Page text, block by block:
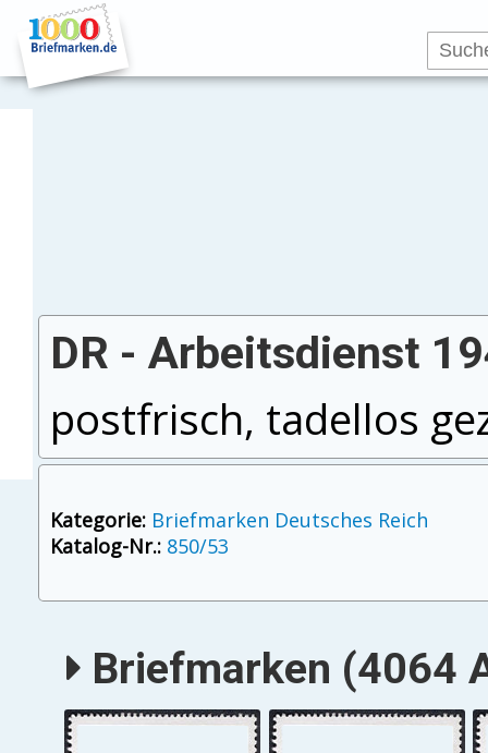
DR - Arbeitsdienst
postfrisch, tadellos
Kategorie: Briefmarken Deutsches Reich
Katalog-Nr.: 850/53
Briefmarken (4064